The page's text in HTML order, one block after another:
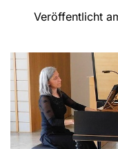
Veröffentlicht